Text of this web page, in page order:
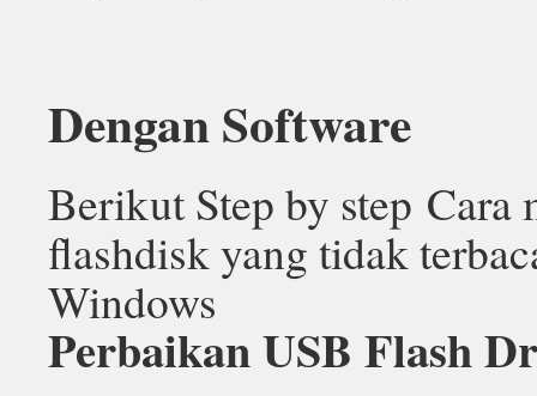
Dengan Software
Berikut Step by step Cara
flashdisk yang tidak
Windows
Perbaikan USB Flash